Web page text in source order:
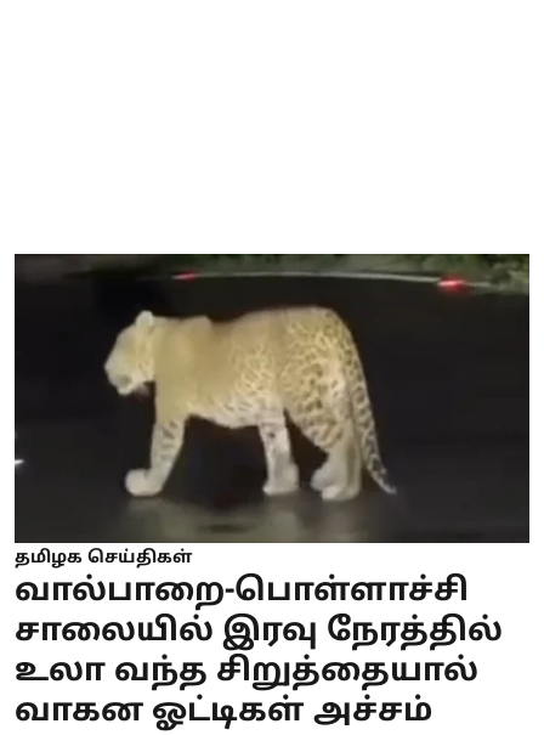
தமிழக செய்திகள்
வால்பாறை-பொள்ளாச்சி
சாலையில் இரவு நேரத்தில்
உலா வந்த சிறுத்தையால்
வாகன ஓட்டிகள் அச்சம்